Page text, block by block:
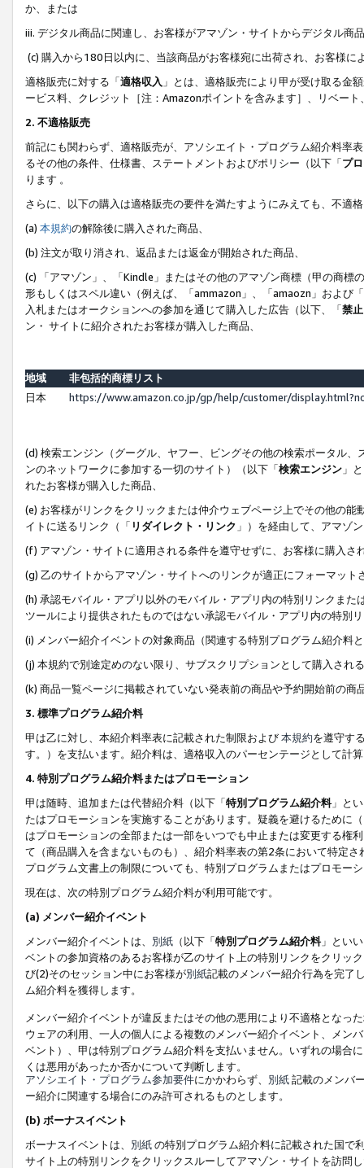
か、または
iii. デジタル商品に関連し、お客様がアマゾン・サイトからデジタル
(c) 購入から180日以内に、当該商品がお客様宛に出荷され、お客様
適格販売に対する「適格収入 」とは、適格販売により甲が受け取る金
ービス料、クレジット［注：Amazonポイントを含みます］、リベー
2. 不適格販売
前記にも関わらず、適格販売が、アソシエイト・プログラム紹介料率
るその他の条件、仕様書、ステートメントおよびポリシー（以下「プ
ります 。
さらに、以下の購入は適格販売の要件を満たすようにみえても、不適
(a) 本規約の解除後に購入された商品、
(b) 注文が取り消され、返品または返金が開始された商品、
(c) 「アマゾン」、「Kindle」またはその他のアマゾン商標（甲の商
形もしくはスペル違い（例えば、「ammazon」、「amaozn」および
入札またはオークションへの参加を通じて購入した広告（以下、「禁
ン・ サイトに紹介されたお客様が購入した商品、
地域
非包括的商標リスト
日本
https://www.amazon.co.jp/gp/help/customer/
(d) 検索エンジン（グーグル、ヤフー、ビングその他の検索ポータル
ンのネットワークに参加する一切のサイト）（以下「検索エンジン 」
れたお客様が購入した商品、
(e) お客様がリンクをクリックまたは仲介ウェブページ上でその他の
イトに送るリンク（「 リダイレクト・リンク 」）を経由して、アマゾ
(f) アマゾン・サイトに適用される条件を遵守せずに、お客様に購入さ
(g) 乙のサイトからアマゾン・サイトへのリンクが適正にフォーマッ
(h) 承認モバイル・アプリ以外のモバイル・アプリ内の特別リンクま
ツールにより提供されたものではない承認モバイル・アプリ内の特別
(i) メンバー紹介イベントの対象商品（関連する特別プログラム紹介料
(j) 本規約で別途定めのない限り、サブスクリプションとして購入され
(k) 商品一覧ページに掲載されていない発表前の商品や予約開始前の商
3. 標準プログラム紹介料
甲は乙に対し、本紹介料率表に記載された制限および本規約を遵守す
す。）を支払います。紹介料は、適格収入のパーセンテージとして計
4. 特別プログラム紹介料またはプロモーション
甲は随時、追加または代替紹介料（以下「特別プログラム紹介料」と
たはプロモーションを実施することがあります。疑義を避けるために
はプロモーションの全部または一部をいつでも中止または変更する権
て（商品購入を含まないものも）、紹介料率表の第2条において特定
プログラム文書上の制限についても、特別プログラムまたはプロモー
現在は、次の特別プログラム紹介料が利用可能です。
(a) メンバー紹介イベント
メンバー紹介イベントは、 別紙 （以下「特別プログラム紹介料」とい
ベントの参加資格のあるお客様が乙のサイト上の特別リンクをクリッ
び(2)そのセッション中にお客様が別紙記載のメンバー紹介行為を完了
ム紹介料を獲得します。
メンバー紹介イベントが違反またはその他の悪用により不適格となっ
ウェアの利用、一人の個人による複数のメンバー紹介イベント、メン
ベント）、甲は特別プログラム紹介料を支払いません。いずれの場合
くは悪用があったか否かについて判断します。
アソシエイト・プログラム参加要件にかかわらず、 別紙記載のメンバ
ー紹介に関連する場合にのみ許可されるものとします。
(b) ボーナスイベント
ボーナスイベントは、 別紙の特別プログラム紹介料に記載された国で
サイト上の特別リンクをクリックスルーしてアマゾン・サイトを訪問